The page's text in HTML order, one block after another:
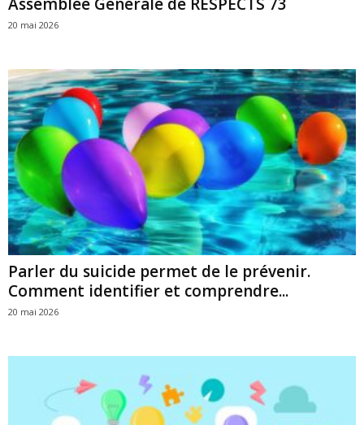
Assemblée Générale de RESPECTS 73
20 mai 2026
Parler du suicide permet de le prévenir.
Comment identifier et comprendre...
20 mai 2026